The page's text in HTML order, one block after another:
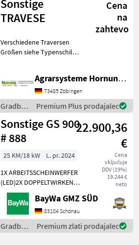
Kubota
Sonstige
TRAVESE
Cena
na
zahtevo
Verschiedene Traversen
Größen siehe Typenschild
gradbeni stroji
Agrarsysteme Hornung GmbH & Co. KG
73485 Zöbingen
Gradbeni
stroji /
Sonstige
Premium Plus prodajalec
Sonstige GS 900
# 888
22.900,36
€
Cena
vključuje
DDV (19%)
19.244 €
neto
25 KM/18 kW
L. pr. 2024
1X ARBEITSSCHEINWERFER
(LED)2X DOPPELTWIRKEND
MECHANISCHGEGENGEWICHT
UNTER DER TRITTGIANT
WERKZEUGAUFNAHMEMotor-
Moderner Kubota
BayWa GMZ SÜD
83104 Schönau
Gradbeni
stroji /
Premium zlati prodajalec